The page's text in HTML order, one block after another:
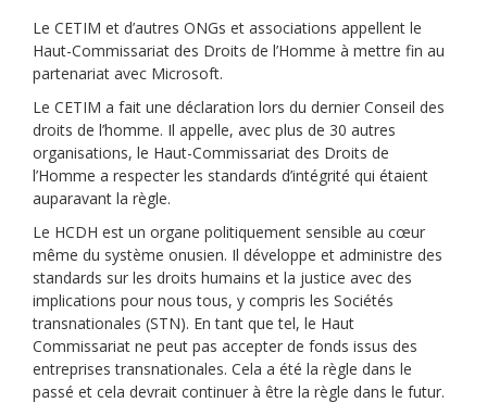
Le CETIM et d’autres ONGs et associations appellent le
Haut-Commissariat des Droits de l’Homme à mettre fin au
partenariat avec Microsoft.
Le CETIM a fait une déclaration lors du dernier Conseil des
droits de l’homme. Il appelle, avec plus de 30 autres
organisations, le Haut-Commissariat des Droits de
l’Homme a respecter les standards d’intégrité qui étaient
auparavant la règle.
Le HCDH est un organe politiquement sensible au cœur
même du système onusien. Il développe et administre des
standards sur les droits humains et la justice avec des
implications pour nous tous, y compris les Sociétés
transnationales (STN). En tant que tel, le Haut
Commissariat ne peut pas accepter de fonds issus des
entreprises transnationales. Cela a été la règle dans le
passé et cela devrait continuer à être la règle dans le futur.